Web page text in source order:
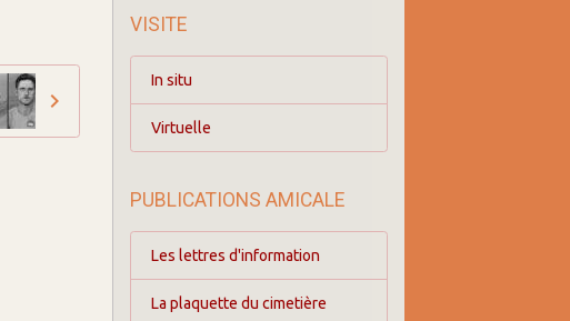
VISITE
In situ
Virtuelle
PUBLICATIONS AMICALE
Les lettres d'information
La plaquette du cimetière